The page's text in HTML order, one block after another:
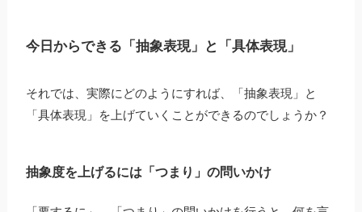
今日からできる「抽象表現」と「具体表現」
それでは、実際にどのようにすれば、「抽象表現」と
「具体表現」を上げていくことができるのでしょうか？
抽象度を上げるには「つまり」の問いかけ